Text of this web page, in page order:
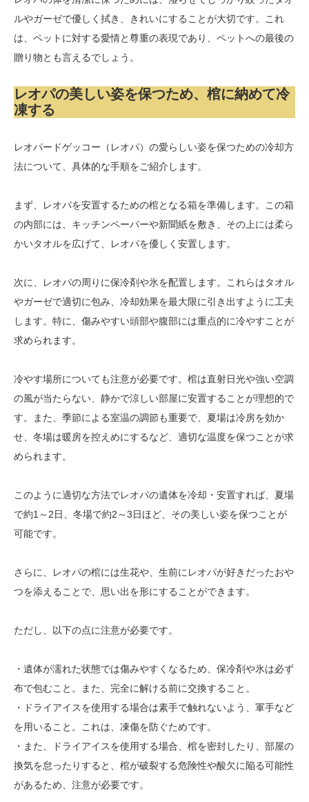
ルやガーゼで優しく拭き、きれいにすることが大切です。これ
は、ペットに対する愛情と尊重の表現であり、ペットへの最後の
贈り物とも言えるでしょう。
レオパの美しい姿を保つため、棺に納めて冷
凍する
レオパードゲッコー（レオパ）の愛らしい姿を保つための冷却方
法について、具体的な手順をご紹介します。
まず、レオパを安置するための棺となる箱を準備します。この箱
の内部には、キッチンペーパーや新聞紙を敷き、その上には柔ら
かいタオルを広げて、レオパを優しく安置します。
次に、レオパの周りに保冷剤や氷を配置します。これらはタオル
やガーゼで適切に包み、冷却効果を最大限に引き出すように工夫
します。特に、傷みやすい頭部や腹部には重点的に冷やすことが
求められます。
冷やす場所についても注意が必要です。棺は直射日光や強い空調
の風が当たらない、静かで涼しい部屋に安置することが理想的で
す。また、季節による室温の調節も重要で、夏場は冷房を効か
せ、冬場は暖房を控えめにするなど、適切な温度を保つことが求
められます。
このように適切な方法でレオパの遺体を冷却・安置すれば、夏場
で約1～2日、冬場で約2～3日ほど、その美しい姿を保つことが
可能です。
さらに、レオパの棺には生花や、生前にレオパが好きだったおや
つを添えることで、思い出を形にすることができます。
ただし、以下の点に注意が必要です。
・遺体が濡れた状態では傷みやすくなるため、保冷剤や氷は必ず
布で包むこと。また、完全に解ける前に交換すること。
・ドライアイスを使用する場合は素手で触れないよう、軍手など
を用いること。これは、凍傷を防ぐためです。
・また、ドライアイスを使用する場合、棺を密封したり、部屋の
換気を怠ったりすると、棺が破裂する危険性や酸欠に陥る可能性
があるため、注意が必要です。